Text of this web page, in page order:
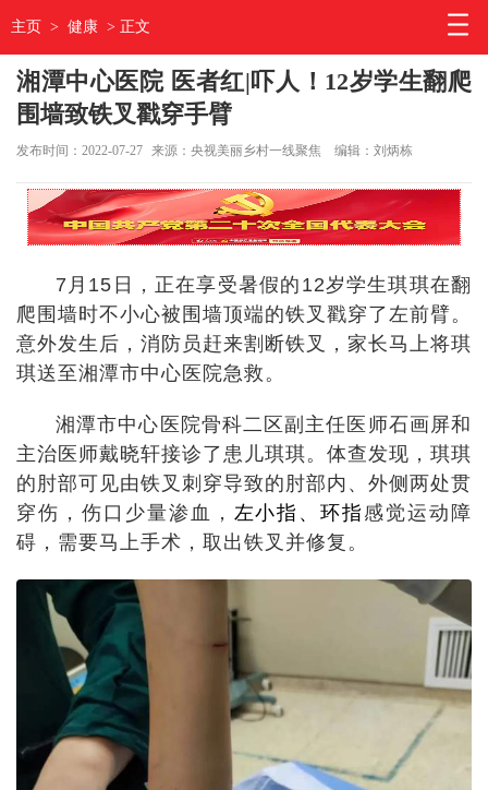
主页 > 健康 > 正文
湘潭中心医院 医者红|吓人！12岁学生翻爬
围墙致铁叉戳穿手臂
发布时间：2022-07-27 来源：央视美丽乡村一线聚焦 编辑：刘炳栋
7月15日，正在享受暑假的12岁学生琪琪在翻
爬围墙时不小心被围墙顶端的铁叉戳穿了左前臂。
意外发生后，消防员赶来割断铁叉，家长马上将琪
琪送至湘潭市中心医院急救。
湘潭市中心医院骨科二区副主任医师石画屏和
主治医师戴晓轩接诊了患儿琪琪。体查发现，琪琪
的肘部可见由铁叉刺穿导致的肘部内、外侧两处贯
穿伤，伤口少量渗血， 左小指、环指 感觉运动障
碍，需要马上手术，取出铁叉并修复。